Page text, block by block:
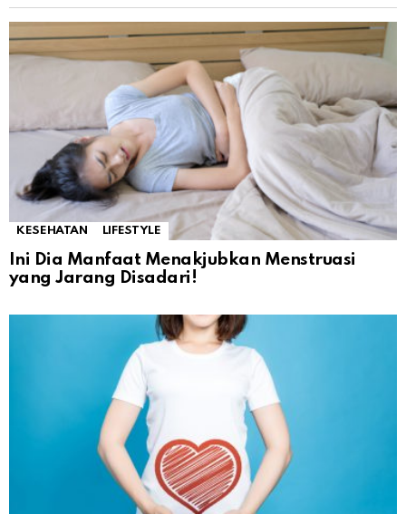
KESEHATAN LIFESTYLE
Ini Dia Manfaat Menakjubkan Menstruasi
yang Jarang Disadari!